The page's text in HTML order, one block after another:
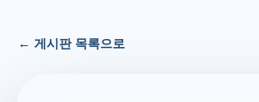
← 게시판 목록으로